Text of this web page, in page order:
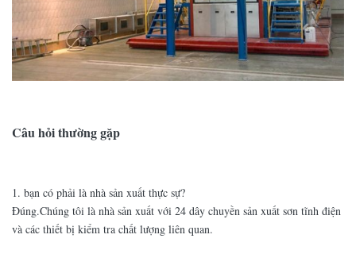
Câu hỏi thường gặp
1. bạn có phải là nhà sản xuất thực sự?
Đúng.Chúng tôi là nhà sản xuất với 24 dây chuyền sản xuất sơn tĩnh điện
và các thiết bị kiểm tra chất lượng liên quan.